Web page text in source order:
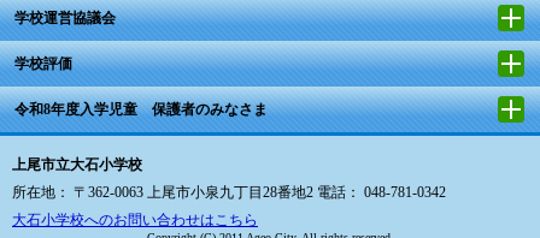
学校運営協議会
学校評価
令和8年度入学児童 保護者のみなさま
上尾市立大石小学校
所在地： 〒362-0063 上尾市小泉九丁目28番地2 電話： 048-781-0342
大石小学校へのお問い合わせはこちら